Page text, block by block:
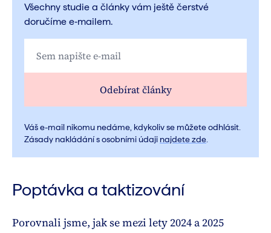
Všechny studie a články vám ještě čerstvé
doručíme e‑mailem.
Odebírat články
Váš e-mail nikomu nedáme, kdykoliv se můžete odhlásit.
Zásady nakládání s osobními údaji najdete zde
Poptávka a taktizování
Porovnali jsme, jak se mezi lety 2024 a 2025